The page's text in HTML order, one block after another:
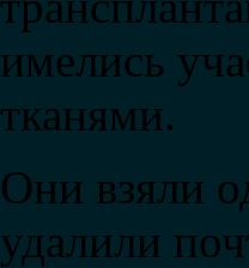
имелись
тканями.
Они взяли
удалили